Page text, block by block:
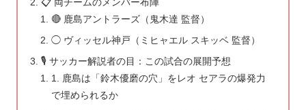
📋 両チームのメンバー布陣
🔴 鹿島アントラーズ（鬼木達 監督）
◯ ヴィッセル神戸（ミヒャエル スキッベ 監督）
🎙 サッカー解説者の目：この試合の展開予想
1. 鹿島は「鈴木優磨の穴」をレオ セアラの爆発力
で埋められるか